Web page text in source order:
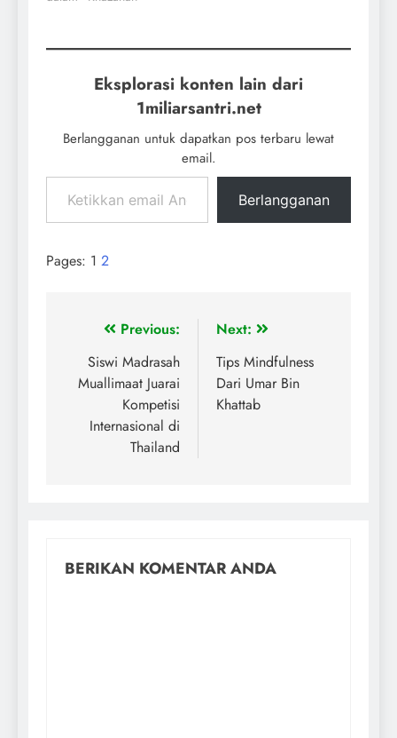
Eksplorasi konten lain dari
1miliarsantri.net
Berlangganan untuk dapatkan pos terbaru lewat
email.
Berlangganan
Pages: 1 2
Previous:
Siswi Madrasah
Muallimaat Juarai
Kompetisi
Internasional di
Thailand
Next:
Tips Mindfulness
Dari Umar Bin
Khattab
BERIKAN KOMENTAR ANDA